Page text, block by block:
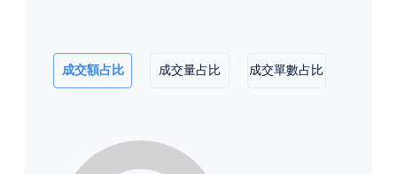
成交額占比 成交量占比 成交單數占比